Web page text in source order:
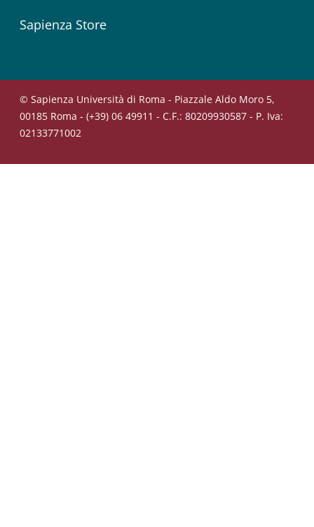
Sapienza Store
© Sapienza Università di Roma - Piazzale Aldo Moro 5,
00185 Roma - (+39) 06 49911 - C.F.: 80209930587 - P. Iva:
02133771002